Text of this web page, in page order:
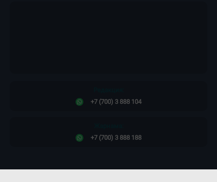
+7 (700) 3 888 104
+7 (700) 3 888 188